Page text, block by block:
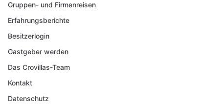
Gruppen- und Firmenreisen
Erfahrungsberichte
Besitzerlogin
Gastgeber werden
Das Crovillas-Team
Kontakt
Datenschutz